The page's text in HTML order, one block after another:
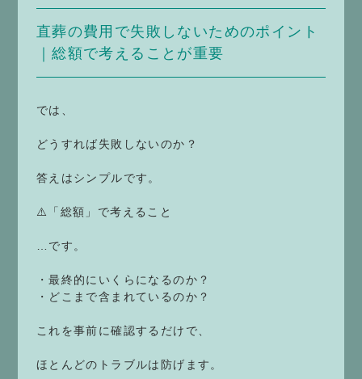
直葬の費用で失敗しないためのポイント
｜総額で考えることが重要
では、
どうすれば失敗しないのか？
答えはシンプルです。
⚠️「総額」で考えること
…です。
・最終的にいくらになるのか？
・どこまで含まれているのか？
これを事前に確認するだけで、
ほとんどのトラブルは防げます。